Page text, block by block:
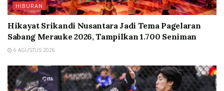
HIBURAN
Hikayat Srikandi Nusantara Jadi Tema Pagelaran
Sabang Merauke 2026, Tampilkan 1.700 Seniman
6 AGUSTUS 2026